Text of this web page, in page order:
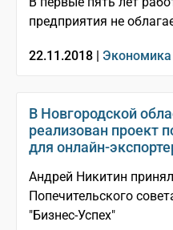
предприятия не
22.11.2018 | Экономика
В Новгородской
реализован
для онлайн-
Андрей Никитин
Попечительского
"Бизнес-Успех"